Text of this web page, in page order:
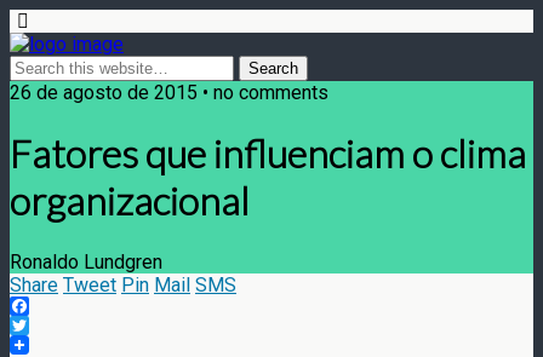
26 de agosto de 2015 • no comments
Fatores que influenciam o clima
organizacional
Ronaldo Lundgren
Share Tweet Pin Mail SMS
Facebook
Twitter